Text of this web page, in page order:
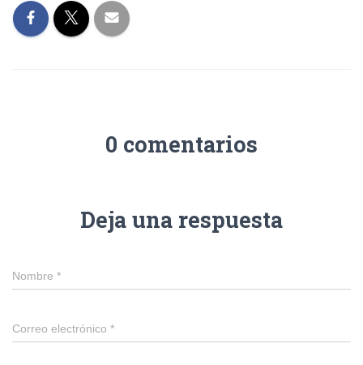
0 comentarios
Deja una respuesta
Nombre *
Correo electrónico *